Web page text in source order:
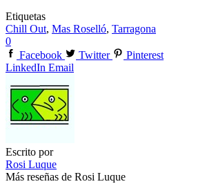
Etiquetas
Chill Out, Mas Roselló, Tarragona
0
Facebook
Twitter
Pinterest
LinkedIn Email
Escrito por
Rosi Luque
Más reseñas de Rosi Luque